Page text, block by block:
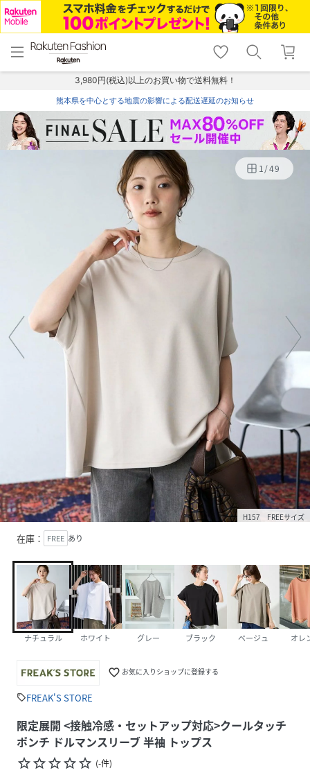
menu home
トップ
shopping_cart lock_outline
ログイン
3,980円(税込)以上のお買い物で送料無料！
熊本県を中心とする地震の影響による配送遅延のお知らせ
1/49
H157 FREEサイズ
在庫： FREE あり
ナチュラル ホワイト グレー ブラック ベージュ オレ
favorite_border お気に入りショップに登録する
sellFREAK'S STORE
限定展開 <接触冷感・セットアップ対応>クールタッチ
ポンチ ドルマンスリーブ 半袖 トップス
star_borderstar_borderstar_borderstar_borderstar_border (-件)